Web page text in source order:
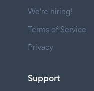
We're hiring!
Terms of Service
Privacy
Support